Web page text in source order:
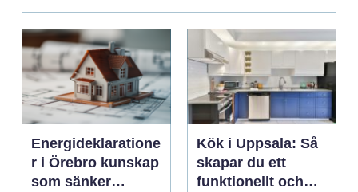
Energideklaratione
r i Örebro kunskap
som sänker
Kök i Uppsala: Så
skapar du ett
funktionellt och